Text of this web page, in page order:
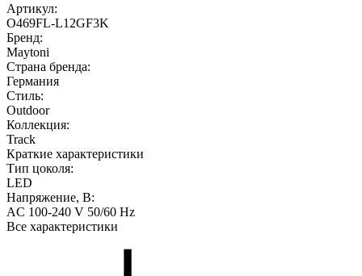
Артикул:
O469FL-L12GF3K
Бренд:
Maytoni
Страна бренда:
Германия
Стиль:
Outdoor
Коллекция:
Track
Краткие характеристики
Тип цоколя:
LED
Напряжение, В:
AC 100-240 V 50/60 Hz
Все характеристики